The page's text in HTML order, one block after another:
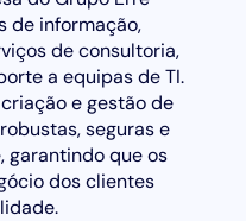
de informação,
de consultoria,
a equipas de TI.
e gestão de
seguras e
garantindo que os
dos clientes